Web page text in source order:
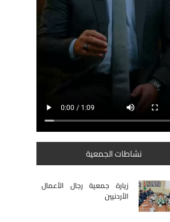
نشاطات الجمعية
زيارة جمعية رجال الأعمال
الأردنيين